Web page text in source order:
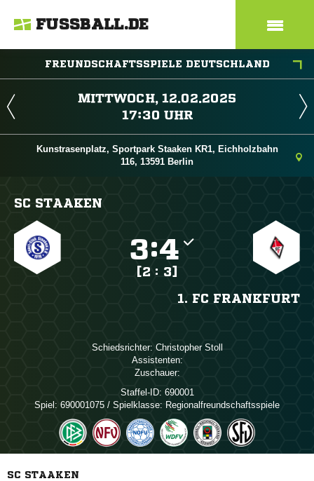
FUSSBALL.DE
FREUNDSCHAFTSSPIELE DEUTSCHLAND
 
 
Kunstrasenplatz, Sportpark Staaken KR1, Eichholzbahn
116, 13591 Berlin
SC STAAKEN
:
[2 : 3]
1. FC FRANKFURT
Schiedsrichter:  
Assistenten:
Zuschauer:
Staffel-ID: 690001
Spiel: 690001075 / Spielklasse: Regionalfreundschaftsspiele
SC STAAKEN